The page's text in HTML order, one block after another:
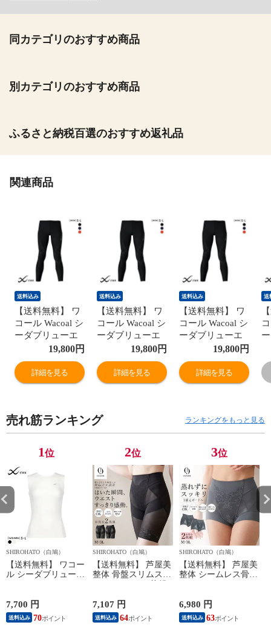
同カテゴリのおすすめ商品
別カテゴリのおすすめ商品
ふるさと納税百選のおすすめ返礼品
関連商品
送料込み
【送料無料】 ワ
コール Wacoal シ
ーダブリューエ
ックス CW-X
Mens
GENERATOR ジ
ェネレーター ホ
グ HZO719 メン
ズ
19,800円
詳細を見る
送料込み
【送料無料】 ワ
コール Wacoal シ
ーダブリューエ
ックス CW-X
Mens
GENERATOR ジ
ェネレーター ホ
グ HZO719 メン
ズ
19,800円
詳細を見る
送料込み
【送料無料】 ワ
コール Wacoal シ
ーダブリューエ
ックス CW-X
Mens
GENERATOR ジ
ェネレーター ホ
グ HZO719 メン
ズ
19,800円
詳細を見る
送
ズ
売れ筋ランキング ランキングをもっと見る
1位
SHIROHATO（白鳩）
【送料無料】 ワコー
ル シーダブリューエ
柔流 ノースリーブ
トップス タンクトッ
プ Uネック JAY390
7,700 円
送料込み 70
2位
SHIROHATO（白鳩）
【送料無料】 芦屋美
整体 骨盤スリムスタ
イルショーツ 2枚組
矯正 骨盤補正 補正
下着 シームレス レ
ディース
7,107 円
送料込み 64
3位
SHIROHATO（白鳩）
【送料無料】 芦屋美
整体 シームレス骨盤
ガードル 骨盤矯正
骨盤補正 補正下着
シームレス レディー
6,980 円
送料込み 63